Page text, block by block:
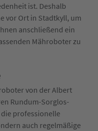
ist. Deshalb
vor Ort in Stadtkyll, um
anschließend ein
Mähroboter zu
von der Albert
Rundum-Sorglos-
professionelle
auch regelmäßige